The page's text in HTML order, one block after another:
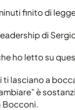
finito di
di
ho letto su
ti lasciano a
è
Bocconi.